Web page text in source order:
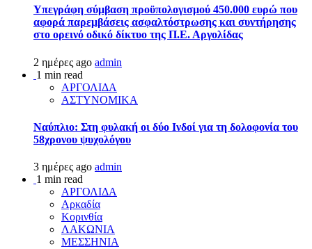
Υπεγράφη σύμβαση προϋπολογισμού 450.000 ευρώ που
αφορά παρεμβάσεις ασφαλτόστρωσης και συντήρησης
στο ορεινό οδικό δίκτυο της Π.Ε. Αργολίδας
2 ημέρες ago admin
1 min read
ΑΡΓΟΛΙΔΑ
ΑΣΤΥΝΟΜΙΚΑ
Ναύπλιο: Στη φυλακή οι δύο Ινδοί για τη δολοφονία του
58χρονου ψυχολόγου
3 ημέρες ago admin
1 min read
ΑΡΓΟΛΙΔΑ
Αρκαδία
Κορινθία
ΛΑΚΩΝΙΑ
ΜΕΣΣΗΝΙΑ